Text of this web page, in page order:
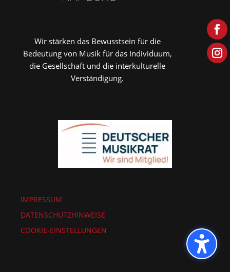
Wir stärken das Bewusstsein für die
Bedeutung von Musik für das Individuum,
die Gesellschaft und die interkulturelle
Verständigung.
IMPRESSUM
DATENSCHUTZHINWEISE
COOKIE-EINSTELLUNGEN